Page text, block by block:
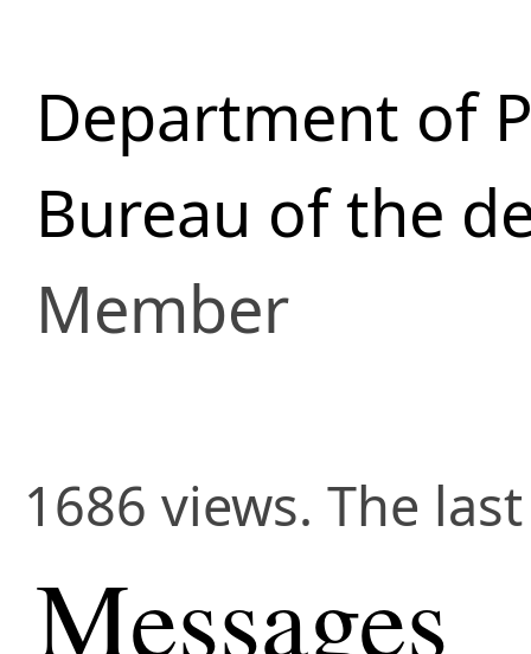
Department of
Bureau of the
Member
1686 views. The
Messages